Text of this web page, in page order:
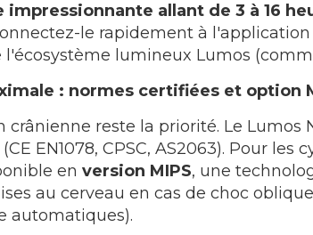
impressionnante allant de 3 à 16
le rapidement à
l'écosystème lumineux Lumos
: normes certifiées et option
crânienne reste la priorité. Le
EN1078, CPSC, AS2063). Pour
en version MIPS, une
au cerveau en cas de choc
automatiques).